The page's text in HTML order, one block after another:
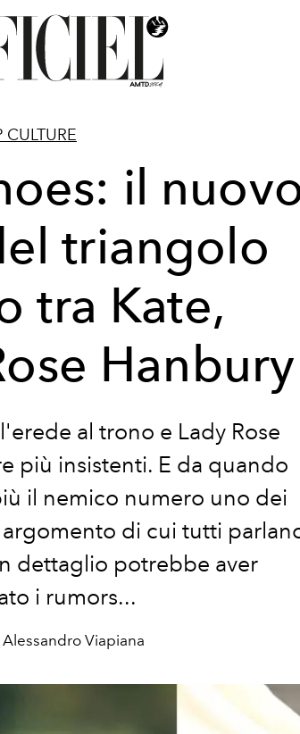
CULTURE
il
triangolo
tra Kate,
Hanbury
al trono e Lady Rose
più insistenti. E da quando
il nemico numero uno dei
di cui tutti
dettaglio potrebbe aver
i rumors...
Viapiana